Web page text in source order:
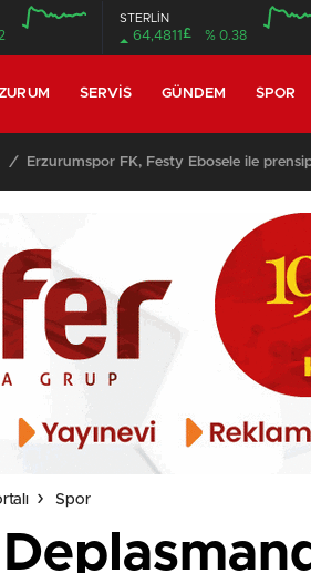
STERLİN
64,4811 £ % 0.38
SERVIS GÜNDEM SPOR
FK, Festy Ebosele ile prensip
Spor